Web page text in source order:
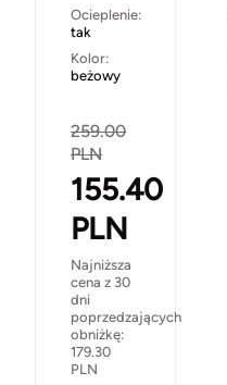
Ocieplenie:
tak
Kolor:
beżowy
259.00
PLN
155.40
PLN
Najniższa
cena z 30
dni
poprzedzających
obniżkę:
179.30
PLN